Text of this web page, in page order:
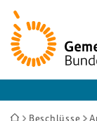
Zur
Startseite
Beschlüsse